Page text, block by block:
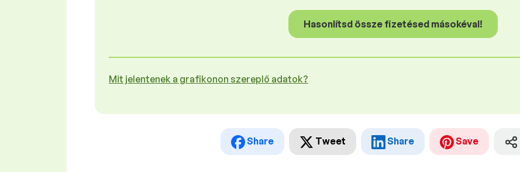
Hasonlítsd össze fizetésed másokéval!
Mit jelentenek a grafikonon szereplő adatok?
Share Tweet Share Save